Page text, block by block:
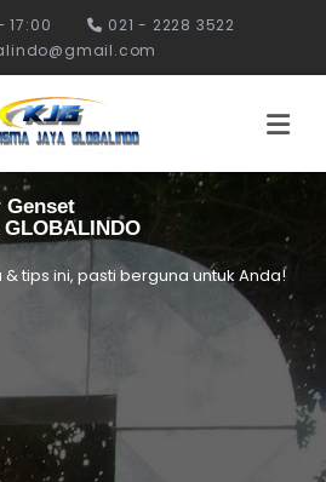
17:00
021 - 2228 3522
Genset
GLOBALINDO
tips ini, pasti berguna untuk Anda!